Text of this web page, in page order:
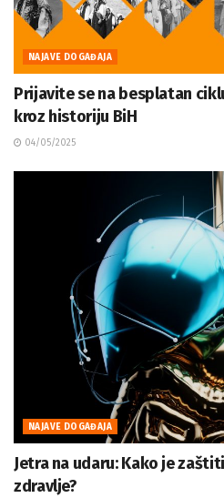
NAJAVE DOGAĐAJA
Prijavite se na besplatan
kroz historiju BiH
04/05/2025
NAJAVE DOGAĐAJA
Jetra na udaru: Kako je
zdravlje?